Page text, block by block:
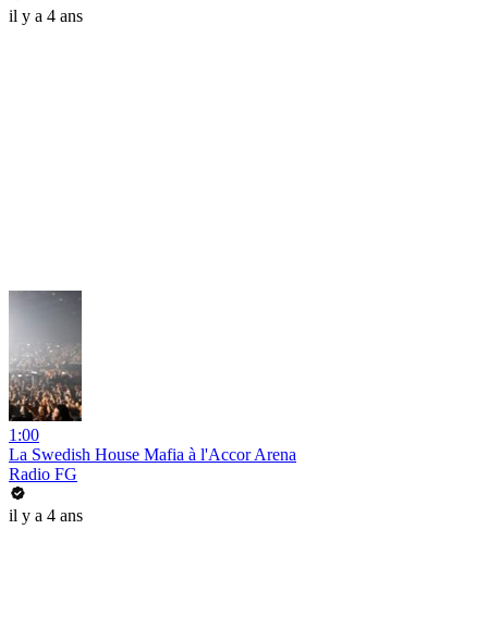
il y a 4 ans
1:00
La Swedish House Mafia à l'Accor Arena
Radio FG
il y a 4 ans